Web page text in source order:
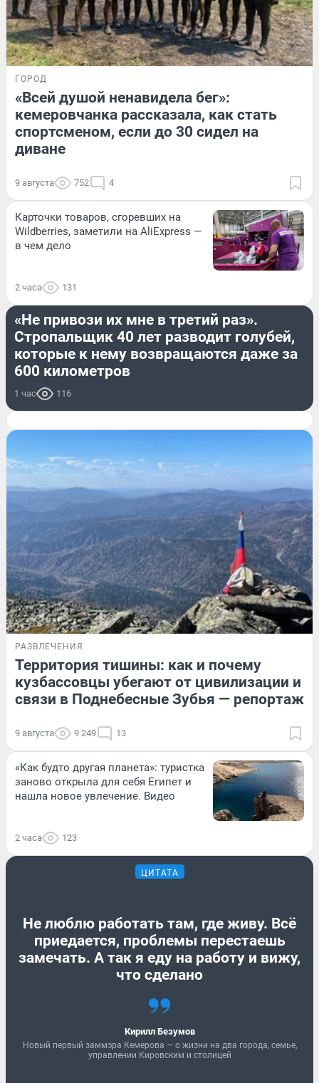
ГОРОД
«Всей душой ненавидела бег»:
кемеровчанка рассказала, как стать
спортсменом, если до 30 сидел на
диване
9 августа 752 4
Карточки товаров, сгоревших на
Wildberries, заметили на AliExpress —
в чем дело
2 часа 131
ЖИВОТНЫЕ
«Не привози их мне в третий раз».
Стропальщик 40 лет разводит голубей,
которые к нему возвращаются даже за
600 километров
1 час 116
РАЗВЛЕЧЕНИЯ
Территория тишины: как и почему
кузбассовцы убегают от цивилизации и
связи в Поднебесные Зубья — репортаж
9 августа 9 249 13
«Как будто другая планета»: туристка
заново открыла для себя Египет и
нашла новое увлечение. Видео
2 часа 123
ЦИТАТА
Не люблю работать там, где живу. Всё
приедается, проблемы перестаешь
замечать. А так я еду на работу и вижу,
что сделано
Кирилл Безумов
Новый первый заммэра Кемерова — о жизни на два города, семье,
управлении Кировским и столицей